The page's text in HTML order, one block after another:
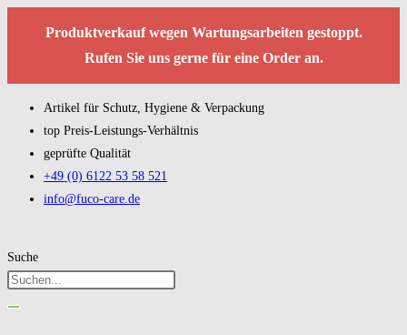
Produktverkauf wegen Wartungsarbeiten gestoppt.
Rufen Sie uns gerne für eine Order an.
Artikel für Schutz, Hygiene & Verpackung
top Preis-Leistungs-Verhältnis
geprüfte Qualität
+49 (0) 6122 53 58 521
info@fuco-care.de
Suche